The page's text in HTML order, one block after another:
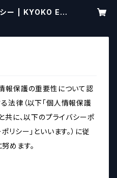
シー | KYOKO EN
報保護の重要性について認
法律（以下「個人情報保護
共に、以下のプライバシーポ
リシー」といいます。）に従
めます。